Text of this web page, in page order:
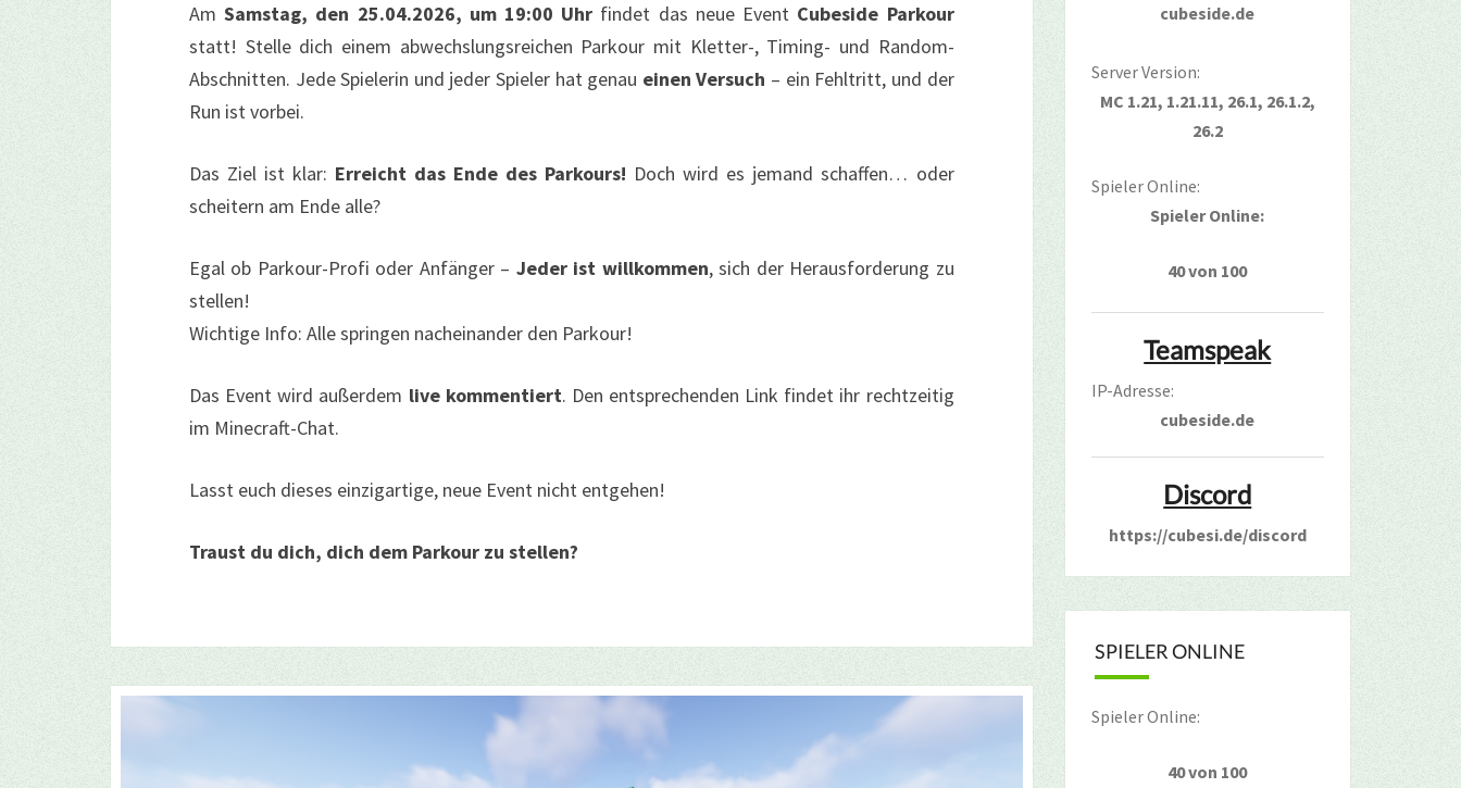
BIS
INS
ZIEL?
AmSamstag, den 25.04.2026, um 19:00 Uhr findet das neue Event Cubeside Parkour
statt! Stelle dich einem abwechslungsreichen Parkour mit Kletter-, Timing- und Random-
Abschnitten. Jede Spielerin und jeder Spieler hat genau einen Versuch – ein Fehltritt, und der
Run ist vorbei.
Das Ziel ist klar: Erreicht das Ende des Parkours! Doch wird es jemand schaffen… oder
scheitern am Ende alle?
Egal ob Parkour-Profi oder Anfänger – Jeder ist willkommen, sich der Herausforderung zu
stellen!
Wichtige Info: Alle springen nacheinander den Parkour!
Das Event wird außerdem live kommentiert. Den entsprechenden Link findet ihr rechtzeitig
im Minecraft-Chat.
Lasst euch dieses einzigartige, neue Event nicht entgehen!
Traust du dich, dich dem Parkour zu stellen?
cubeside.de
Server Version:
MC 1.21, 1.21.11, 26.1, 26.1.2,
26.2
Spieler Online:
Spieler Online:
40 von 100
Teamspeak
IP-Adresse:
cubeside.de
Discord
https://cubesi.de/discord
SPIELER ONLINE
Spieler Online:
40 von 100